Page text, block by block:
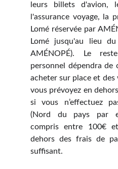
leurs billets d'avion,
l'assurance voyage, la
Lomé réservée par
Lomé jusqu'au lieu
AMÉNOPÉ). Le
personnel dépendra de
acheter sur place et des
vous prévoyez en
si vous n’effectuez
(Nord du pays par
compris entre 100€
dehors des frais de
suffisant.